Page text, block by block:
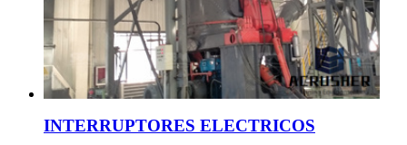
INTERRUPTORES ELECTRICOS